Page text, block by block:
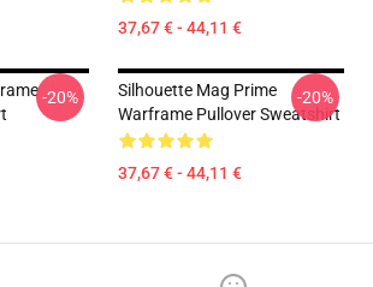
37,67 € - 44,11 €
-20%
Silhouette Mag Prime
Warframe Pullover Sweatshirt
37,67 € - 44,11 €
-20%